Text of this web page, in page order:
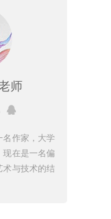
师
作家，大学
在是一名偏
术与技术的结